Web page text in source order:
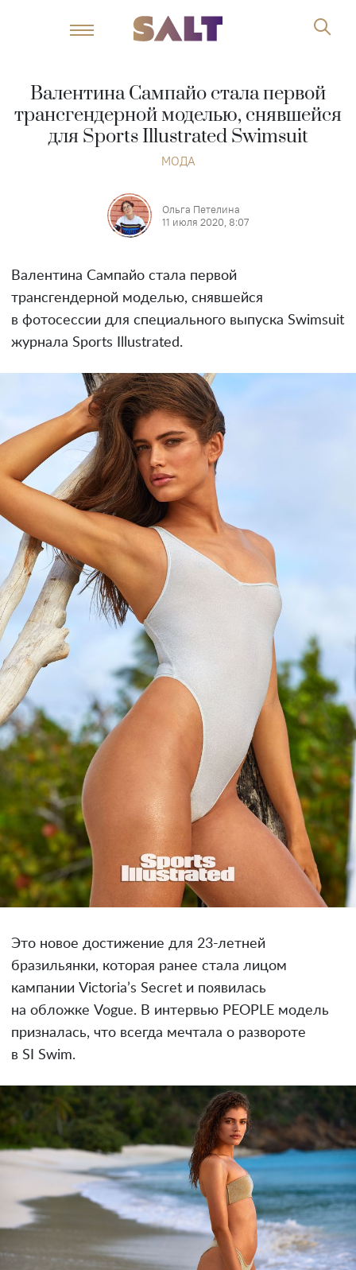
Валентина Сампайо стала первой
трансгендерной моделью, снявшейся
для Sports Illustrated Swimsuit
МОДА
Ольга Петелина
11 июля 2020, 8:07
Валентина Сампайо стала первой
трансгендерной моделью, снявшейся
в фотосессии для специального выпуска Swimsuit
журнала Sports Illustrated.
Это новое достижение для 23-летней
бразильянки, которая ранее стала лицом
кампании Victoria’s Secret и появилась
на обложке Vogue. В интервью PEOPLE модель
призналась, что всегда мечтала о развороте
в SI Swim.